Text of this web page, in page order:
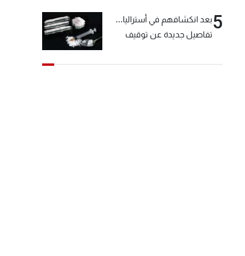
5بعد انكشافهم في أستراليا...
تفاصيل جديدة عن توقيف